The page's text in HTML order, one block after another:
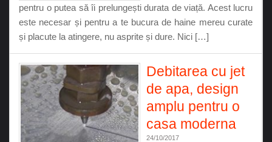
pentru o putea să îi prelungești durata de viață. Acest lucru
este necesar și pentru a te bucura de haine mereu curate
și placute la atingere, nu asprite și dure. Nici […]
Debitarea cu jet
de apa, design
amplu pentru o
casa moderna
24/10/2017